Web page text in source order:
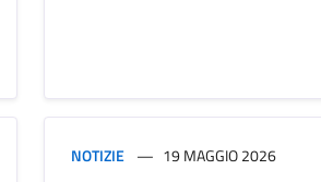
NOTIZIE 19 MAGGIO 2026